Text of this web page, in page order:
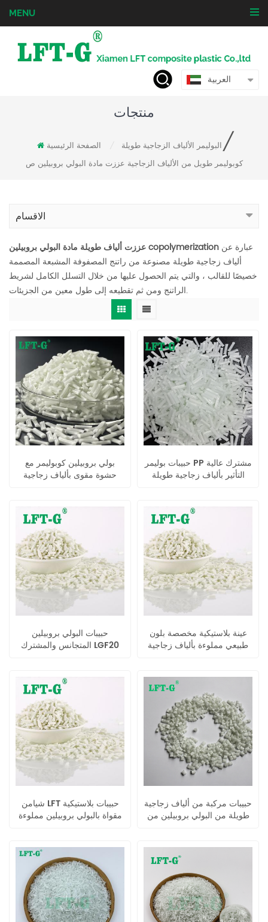
MENU
العربية
منتجات
الصفحة الرئيسية البوليمر الألياف الزجاجية طويلة/
كوبوليمر طويل من الألياف الزجاجية عززت مادة البولي بروبيلين ص
الاقسام
عززت ألياف طويلة مادة البولي بروبيلين copolymerization
ألياف زجاجية طويلة مصنوعة من راتنج المصفوفة المشبعة المصممة
خصيصًا للقالب ، والتي يتم الحصول عليها من خلال التسلل الكامل لشريط
الراتنج ومن ثم تقطيعه إلى طول معين من الجزيئات.
بولي بروبيلين كوبوليمر مع
حشوة مقوى بألياف زجاجية
حبيبات بوليمر PP مشترك عالية
التأثير بألياف زجاجية طويلة
حبيبات البولي بروبيلين
المتجانس والمشترك LGF20
عينة بلاستيكية مخصصة بلون
طبيعي مملوءة بألياف زجاجية
طويلة.
شيامن LFT حبيبات بلاستيكية
مقواة بالبولي بروبيلين مملوءة
حبيبات مركبة من ألياف زجاجية
طويلة من البولي بروبيلين من